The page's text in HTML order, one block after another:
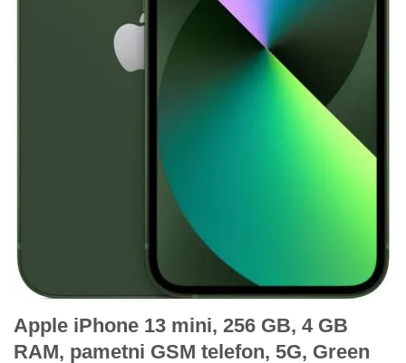
Apple iPhone 13 mini, 256 GB, 4 GB
RAM, pametni GSM telefon, 5G, Green